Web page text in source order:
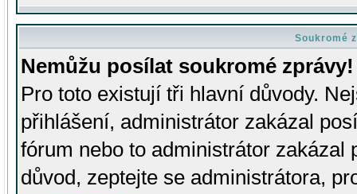
Soukromé
Nemůžu posílat soukromé zprávy!
Pro toto existují tři hlavní důvody.
přihlášení, administrátor zakázal
fórum nebo to administrátor zakázal
důvod, zeptejte se administrátora,